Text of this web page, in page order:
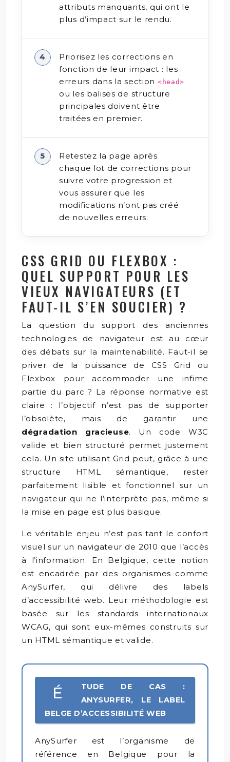
attributs manquants, qui ont le
plus d’impact sur le rendu.
Priorisez les corrections en
fonction de leur impact : les
erreurs dans la section <head>
ou les balises de structure
principales doivent être
traitées en premier.
Retestez la page après
chaque lot de corrections pour
suivre votre progression et
vous assurer que les
modifications n’ont pas créé
de nouvelles erreurs.
CSS GRID OU FLEXBOX :
QUEL SUPPORT POUR LES
VIEUX NAVIGATEURS (ET
FAUT-IL S’EN SOUCIER) ?
La question du support des anciennes
technologies de navigateur est au cœur
des débats sur la maintenabilité. Faut-il se
priver de la puissance de CSS Grid ou
Flexbox pour accommoder une infime
partie du parc ? La réponse normative est
claire : l’objectif n’est pas de supporter
l’obsolète, mais de garantir une
dégradation gracieuse. Un code W3C
valide et bien structuré permet justement
cela. Un site utilisant Grid peut, grâce à une
structure HTML sémantique, rester
parfaitement lisible et fonctionnel sur un
navigateur qui ne l’interprète pas, même si
la mise en page est plus basique.
Le véritable enjeu n’est pas tant le confort
visuel sur un navigateur de 2010 que l’accès
à l’information. En Belgique, cette notion
est encadrée par des organismes comme
AnySurfer, qui délivre des labels
d’accessibilité web. Leur méthodologie est
basée sur les standards internationaux
WCAG, qui sont eux-mêmes construits sur
un HTML sémantique et valide.
É
TUDE DE CAS :
ANYSURFER, LE LABEL
BELGE D’ACCESSIBILITÉ WEB
AnySurfer est l’organisme de
référence en Belgique pour la